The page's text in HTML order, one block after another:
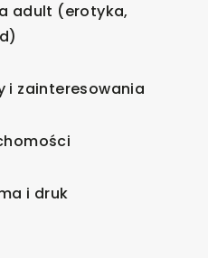
adult (erotyka,
i zainteresowania
i druk